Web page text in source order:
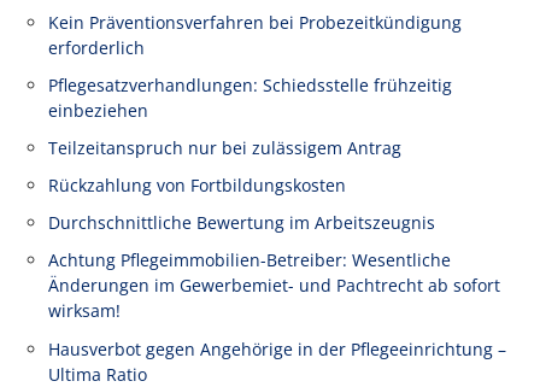
Kein Präventionsverfahren bei Probezeitkündigung
erforderlich
Pflegesatzverhandlungen: Schiedsstelle frühzeitig
einbeziehen
Teilzeitanspruch nur bei zulässigem Antrag
Rückzahlung von Fortbildungskosten
Durchschnittliche Bewertung im Arbeitszeugnis
Achtung Pflegeimmobilien-Betreiber: Wesentliche
Änderungen im Gewerbemiet- und Pachtrecht ab sofort
wirksam!
Hausverbot gegen Angehörige in der Pflegeeinrichtung –
Ultima Ratio